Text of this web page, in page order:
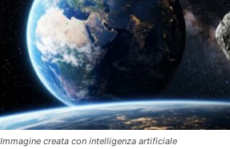
Immagine creata con intelligenza artificiale